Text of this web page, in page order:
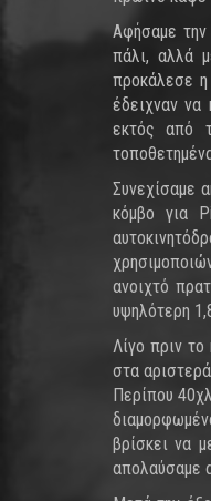
Αφήσαμε την
πάλι, αλλά
προκάλεσε η
έδειχναν να
εκτός από
Συνεχίσαμε
κόμβο για
ανοιχτό
υψηλότερη
Λίγο πριν
στα
Περίπου
βρίσκει να
απολαύσαμε